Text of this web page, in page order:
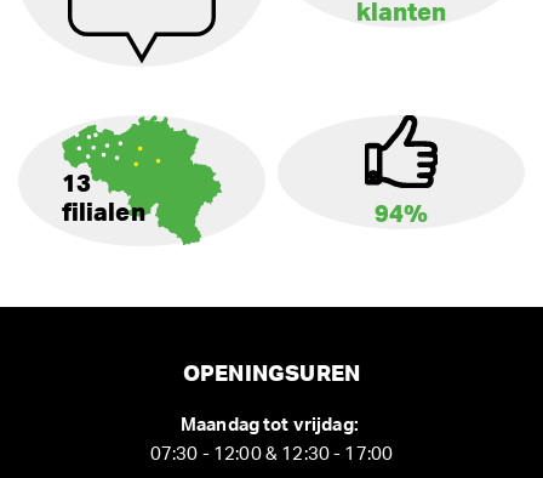
klanten
13
filialen
94%
OPENINGSUREN
Maandag tot vrijdag:
07:30 - 12:00 & 12:30 - 17:00